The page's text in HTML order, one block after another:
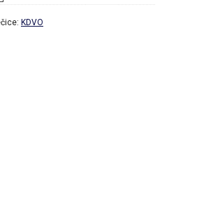
KDVO